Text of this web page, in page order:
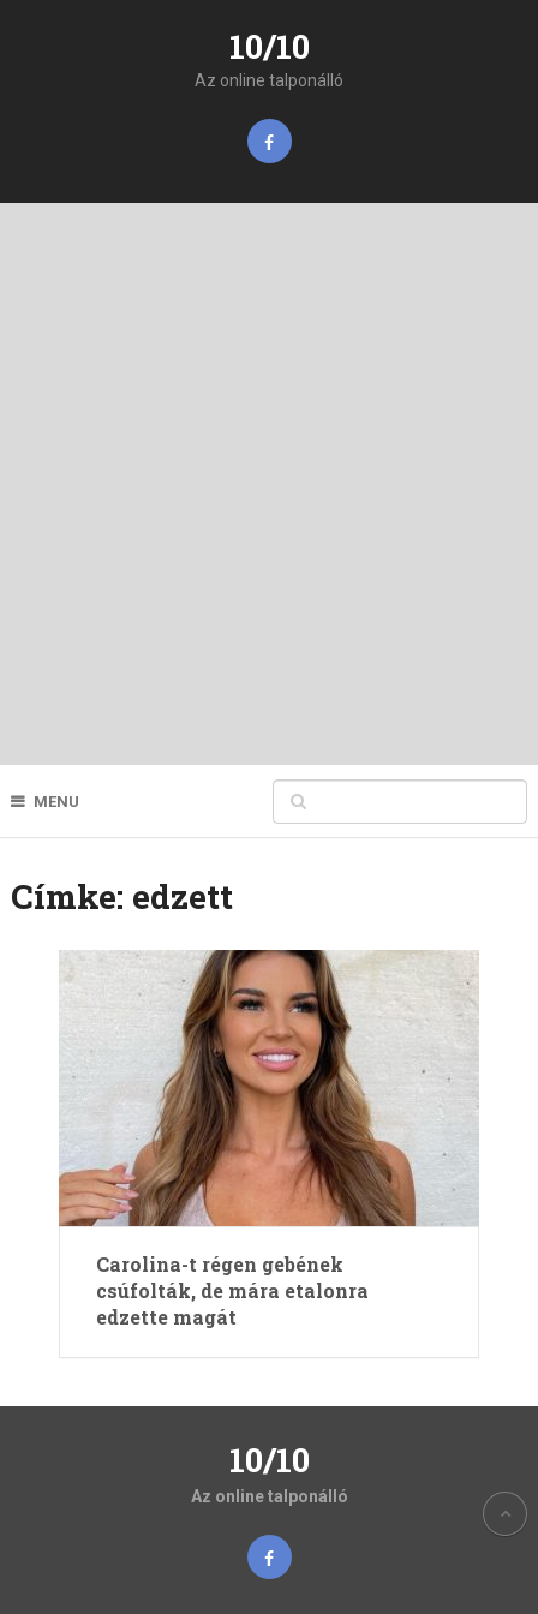
10/10
Az online talponálló
MENU
Címke: edzett
Carolina-t régen gebének
csúfolták, de mára etalonra
edzette magát
10/10
Az online talponálló